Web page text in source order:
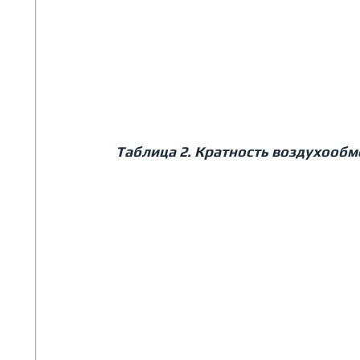
Таблица 2. Кратность